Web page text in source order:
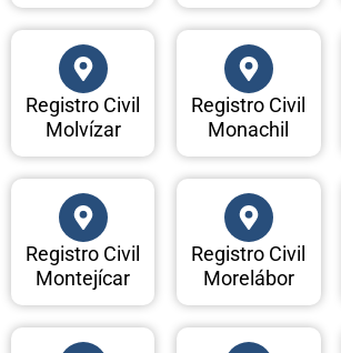
Registro Civil
Molvízar
Registro Civil
Monachil
Registro Civil
Montejícar
Registro Civil
Morelábor